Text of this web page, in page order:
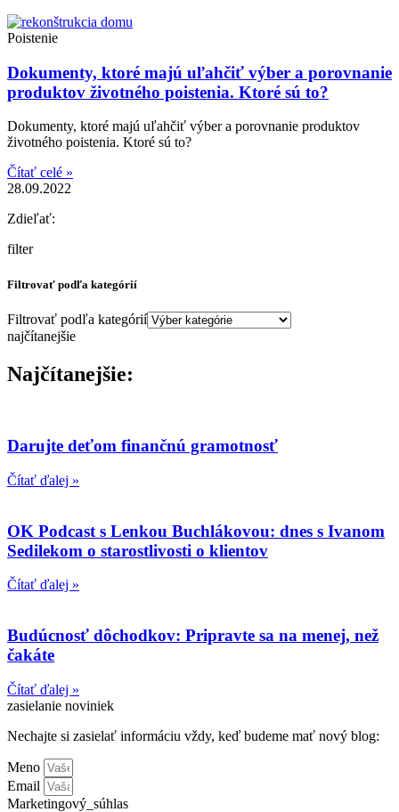
Poistenie
Dokumenty, ktoré majú uľahčiť výber a porovnanie
produktov životného poistenia. Ktoré sú to?
Dokumenty, ktoré majú uľahčiť výber a porovnanie produktov
životného poistenia. Ktoré sú to?
Čítať celé »
28.09.2022
Zdieľať:
filter
Filtrovať podľa kategórií
Filtrovať podľa kategórií
najčítanejšie
Najčítanejšie:
Darujte deťom finančnú gramotnosť
Čítať ďalej »
OK Podcast s Lenkou Buchlákovou: dnes s Ivanom
Sedilekom o starostlivosti o klientov
Čítať ďalej »
Budúcnosť dôchodkov: Pripravte sa na menej, než
čakáte
Čítať ďalej »
zasielanie noviniek
Nechajte si zasielať informáciu vždy, keď budeme mať nový blog:
Meno
Email
Marketingový_súhlas